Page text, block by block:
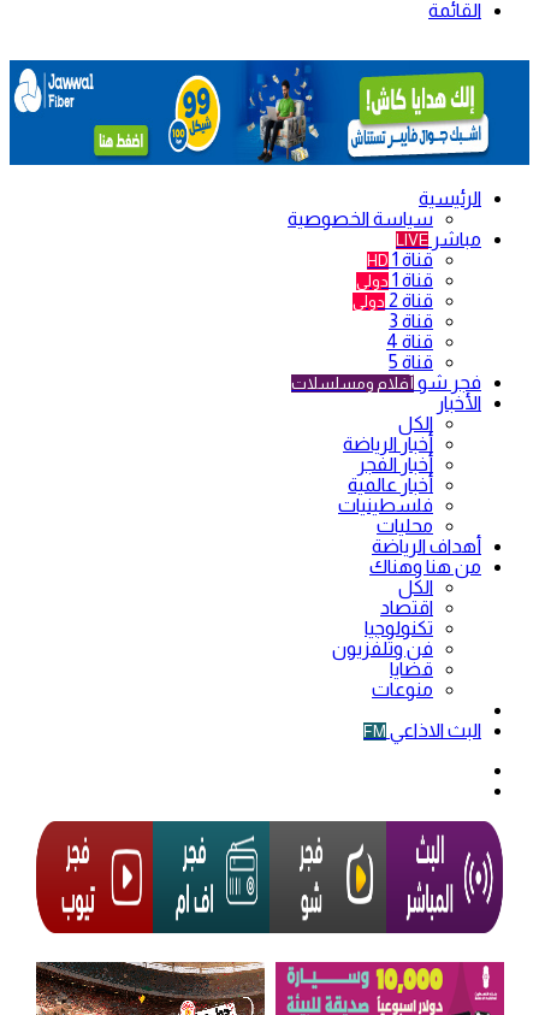
القائمة
الرئيسية
سياسة الخصوصية
مباشر LIVE
قناة 1 HD
قناة 1 دولي
قناة 2 دولي
قناة 3
قناة 4
قناة 5
فجر شو أفلام ومسلسلات
الأخبار
الكل
أخبار الرياضة
أخبار الفجر
أخبار عالمية
فلسطينيات
محليات
أهداف الرياضة
من هنا وهناك
الكل
اقتصاد
تكنولوجيا
فن وتلفزيون
قضايا
منوعات
البث الاذاعي FM